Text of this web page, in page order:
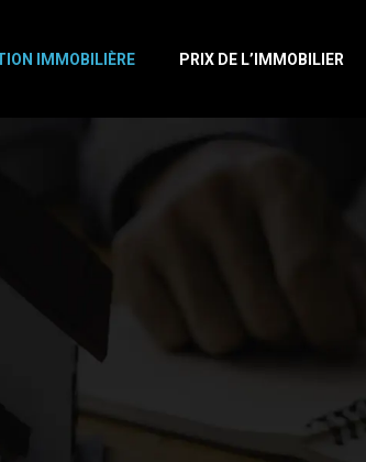
IMMOBILIÈRE PRIX DE L’IMMOBILIER